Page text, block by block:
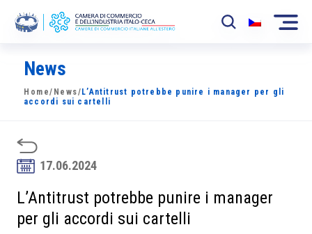
La Camera
News
Sviluppo Mercato
Soci
Partner
News
Home/ News/ L’Antitrust potrebbe punire i manager per gli
accordi sui cartelli
17.06.2024
L’Antitrust potrebbe punire i manager
per gli accordi sui cartelli